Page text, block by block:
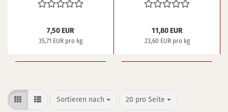
210 g
7,50 EUR
35,71 EUR pro kg
fek­ten Biss
11,80 EUR
23,60 EUR pro kg
Sortieren nach
Sortieren nach 20 pro Seite
pro Seite